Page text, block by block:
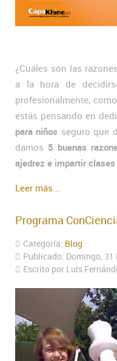
¿Cuáles son las
a la hora de
profesionalmente, como
estás pensando en
para niños seguro que
damos 5 buenas
ajedrez e impartir clases
Leer más...
Programa
Categoría: Blog
Publicado: Domingo, 31
Escrito por Luís